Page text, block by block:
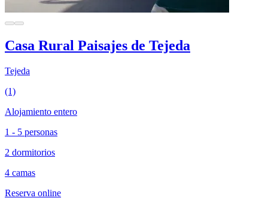
Casa Rural Paisajes de Tejeda
Tejeda
(1)
Alojamiento entero
1 - 5 personas
2 dormitorios
4 camas
Reserva online